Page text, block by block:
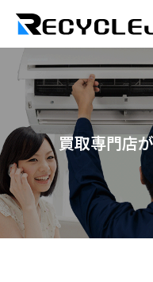
買取専門店